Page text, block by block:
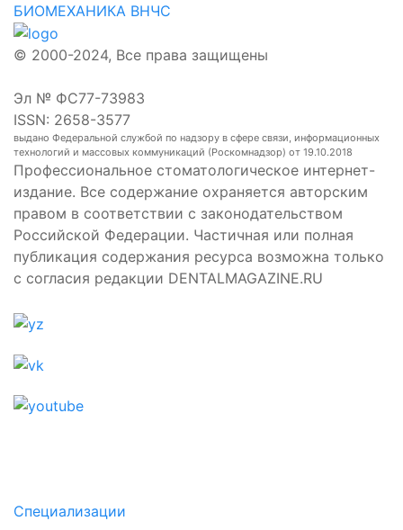
БИОМЕХАНИКА ВНЧС
© 2000-2024, Все права защищены
Эл № ФС77-73983
ISSN: 2658-3577
выдано Федеральной службой по надзору в сфере связи, информационных
технологий и массовых коммуникаций (Роскомнадзор) от 19.10.2018
Профессиональное стоматологическое интернет-
издание. Все содержание охраняется авторским
правом в соответствии с законодательством
Российской Федерации. Частичная или полная
публикация содержания ресурса возможна только
с согласия редакции DENTALMAGAZINE.RU
Специализации